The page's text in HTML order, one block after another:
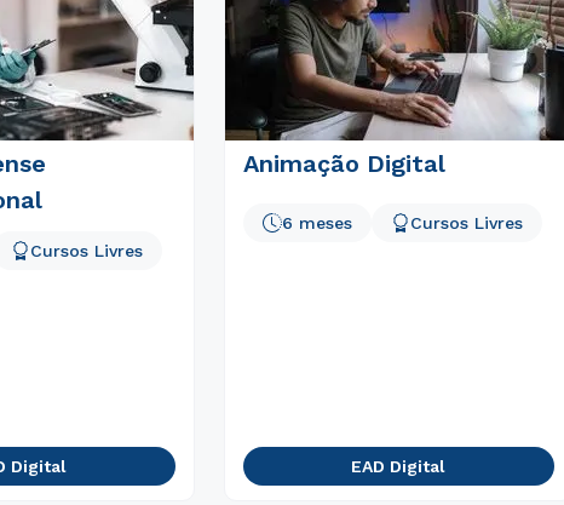
Cursos Livres
Digital
Animação Digital
Cursos Livres
6 meses
EAD Digital